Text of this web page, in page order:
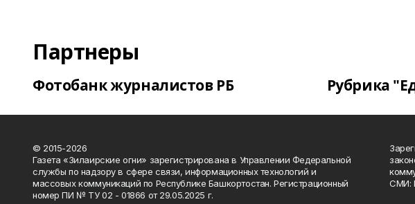
Партнеры
Фотобанк журналистов РБ Рубрика
© 2015-2026
Газета «Зилаирские огни» зарегистрирована в Управлении Федеральной
службы по надзору в сфере связи, информационных технологий и
массовых коммуникаций по Республике Башкортостан. Регистрационный
номер ПИ № ТУ 02 - 01866 от 29.05.2025 г.
СМИ: